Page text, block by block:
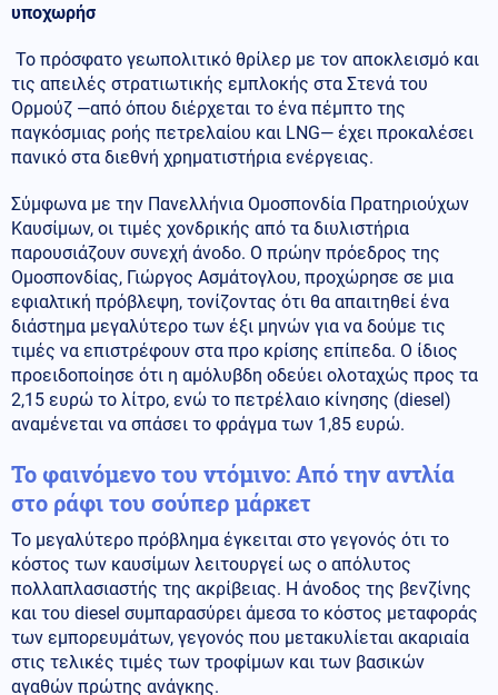
υποχωρήσ
Το πρόσφατο γεωπολιτικό θρίλερ με τον αποκλεισμό και
τις απειλές στρατιωτικής εμπλοκής στα Στενά του
Ορμούζ —από όπου διέρχεται το ένα πέμπτο της
παγκόσμιας ροής πετρελαίου και LNG— έχει προκαλέσει
πανικό στα διεθνή χρηματιστήρια ενέργειας.
Σύμφωνα με την Πανελλήνια Ομοσπονδία Πρατηριούχων
Καυσίμων, οι τιμές χονδρικής από τα διυλιστήρια
παρουσιάζουν συνεχή άνοδο. Ο πρώην πρόεδρος της
Ομοσπονδίας, Γιώργος Ασμάτογλου, προχώρησε σε μια
εφιαλτική πρόβλεψη, τονίζοντας ότι θα απαιτηθεί ένα
διάστημα μεγαλύτερο των έξι μηνών για να δούμε τις
τιμές να επιστρέφουν στα προ κρίσης επίπεδα. Ο ίδιος
προειδοποίησε ότι η αμόλυβδη οδεύει ολοταχώς προς τα
2,15 ευρώ το λίτρο, ενώ το πετρέλαιο κίνησης (diesel)
αναμένεται να σπάσει το φράγμα των 1,85 ευρώ.
Το φαινόμενο του ντόμινο: Από την αντλία
στο ράφι του σούπερ μάρκετ
Το μεγαλύτερο πρόβλημα έγκειται στο γεγονός ότι το
κόστος των καυσίμων λειτουργεί ως ο απόλυτος
πολλαπλασιαστής της ακρίβειας. Η άνοδος της βενζίνης
και του diesel συμπαρασύρει άμεσα το κόστος μεταφοράς
των εμπορευμάτων, γεγονός που μετακυλίεται ακαριαία
στις τελικές τιμές των τροφίμων και των βασικών
αγαθών πρώτης ανάγκης.